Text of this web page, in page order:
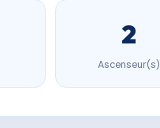
2
Ascenseur(s)